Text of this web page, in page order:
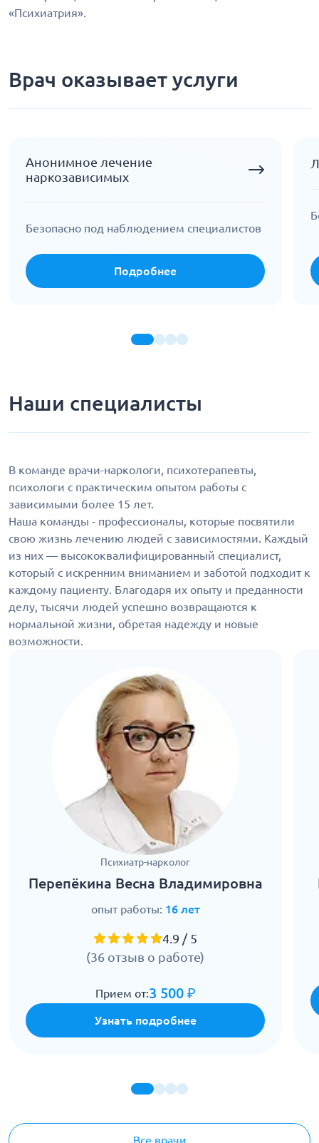
«Психиатрия».
Врач оказывает услуги
Анонимное лечение
наркозависимых
Безопасно под наблюдением специалистов
Подробнее
Наши специалисты
В команде врачи-наркологи, психотерапевты,
психологи с практическим опытом работы с
зависимыми более 15 лет.
Наша команды - профессионалы, которые посвятили
свою жизнь лечению людей с зависимостями. Каждый
из них — высококвалифицированный специалист,
который с искренним вниманием и заботой подходит к
каждому пациенту. Благодаря их опыту и преданности
делу, тысячи людей успешно возвращаются к
нормальной жизни, обретая надежду и новые
возможности.
Все врачи
Психиатр-нарколог
Перепёкина Весна Владимировна
опыт работы: 16 лет
4.9 / 5
(36 отзыв о работе)
Прием от:3 500 ₽
Узнать подробнее